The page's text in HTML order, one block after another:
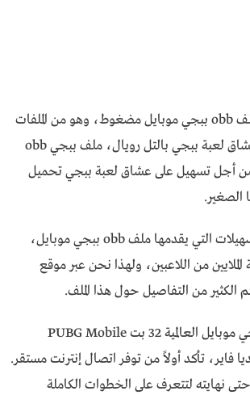
يمكنك الآن تحميل ملف obb ببجي موبايل مضغوط، وهو من الملفات
لعبة ببجي بالتل رويال، ملف ببجي obb
أجل تسهيل على عشاق لعبة ببجي تحميل
الصغير.
وبسبب المميزات والتسهيلات التي يقدمها ملف obb ببجي موبايل،
من اللاعبين، ولهذا نحن عبر موقع
من التفاصيل حول هذا الملف.
تحميل ملف obb ببجي موبايل العالمية 32 بت PUBG Mobile
فاير، تأكد أولاً من توفر اتصال إنترنت مستقر.
حتى نهايته لتتعرف على الخطوات الكاملة